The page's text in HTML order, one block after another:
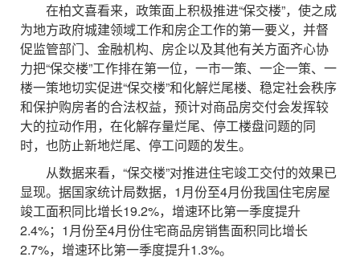
在柏文喜看来，政策面上积极推进“保交楼”，使之成
为地方政府城建领域工作和房企工作的第一要义，并督
促监管部门、金融机构、房企以及其他有关方面齐心协
力把“保交楼”工作排在第一位，一市一策、一企一策、一
楼一策地切实促进“保交楼”和化解烂尾楼、稳定社会秩序
和保护购房者的合法权益，预计对商品房交付会发挥较
大的拉动作用，在化解存量烂尾、停工楼盘问题的同
时，也防止新地烂尾、停工问题的发生。
从数据来看，“保交楼”对推进住宅竣工交付的效果已
显现。据国家统计局数据，1月份至4月份我国住宅房屋
竣工面积同比增长19.2%，增速环比第一季度提升
2.4%；1月份至4月份住宅商品房销售面积同比增长
2.7%，增速环比第一季度提升1.3%。